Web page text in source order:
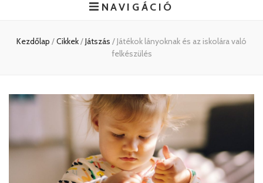
NAVIGÁCIÓ
Kezdőlap /Cikkek/Játszás /Játékok lányoknak és az iskolára való
felkészülés